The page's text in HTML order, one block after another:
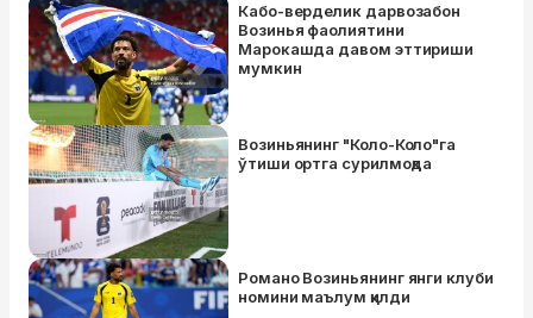
Кабо-верделик дарвозабон
Возинья фаолиятини
Марокашда давом эттириши
мумкин
Возиньянинг "Коло-Коло"га
ўтиши ортга сурилмоқда
Романо Возиньянинг янги клуби
номини маълум қилди